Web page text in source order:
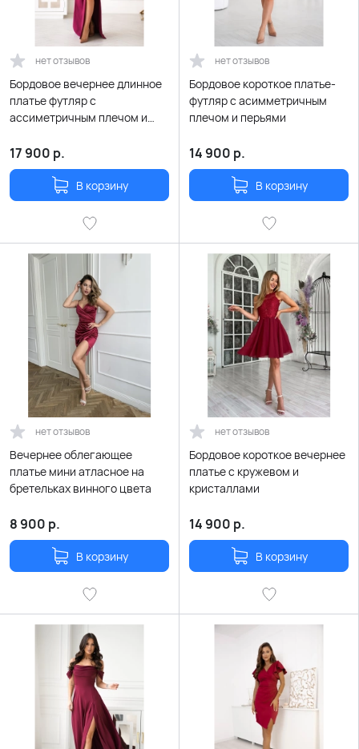
нет отзывов
Бордовое вечернее длинное
платье футляр с
ассиметричным плечом и
17 900 р.
В корзину
нет отзывов
Бордовое короткое платье-
футляр с асимметричным
плечом и перьями
14 900 р.
В корзину
нет отзывов
Вечернее облегающее
платье мини атласное на
бретельках винного цвета
8 900 р.
В корзину
нет отзывов
Бордовое короткое вечернее
платье с кружевом и
кристаллами
14 900 р.
В корзину